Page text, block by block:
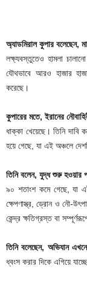
অ্যাডমিরাল কুপার বলেছেন,
লক্ষ্যবস্তুতেও হামলা
যৌথভাবে আরও হাজার
করেছে।
কুপারের মতে, ইরানের
ধাক্কা খেয়েছে। তিনি দাবি
হয়ে গেছে, যা এই অঞ্চলে
তিনি বলেন, যুদ্ধ শুরু হওয়ার
৯০ শতাংশ কমে গেছে, যা
ক্ষেপণাস্ত্র, ড্রোন ও নৌ-
কেন্দ্র ক্ষতিগ্রস্ত বা
তিনি বলেছেন, অভিযান
ধ্বংস করার দিকে এগিয়ে